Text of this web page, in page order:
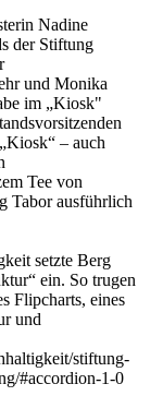
Nadine
der Stiftung
und Monika
im „Kiosk"
– auch
Tee von
Tabor ausführlich
setzte Berg
ein. So trugen
Flipcharts, eines
und
stiftung-
#accordion-1-0